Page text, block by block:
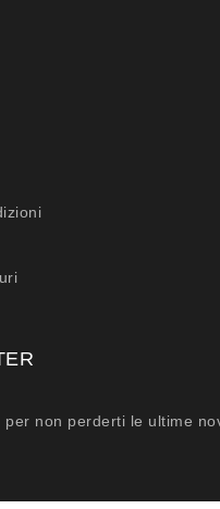
per non perderti le ultime